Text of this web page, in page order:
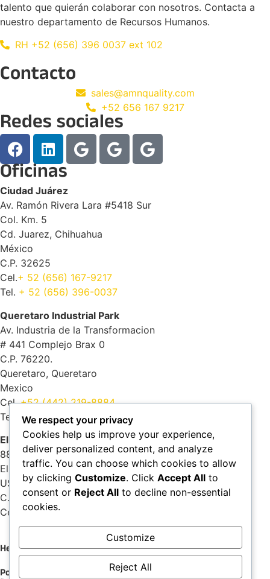
talento que quierán colaborar con nosotros. Contacta a
nuestro departamento de Recursos Humanos.
RH +52 (656) 396 0037 ext 102
Contacto
sales@amnquality.com
+52 656 167 9217
Redes sociales
Oficinas
Ciudad Juárez
Av. Ramón Rivera Lara #5418 Sur
Col. Km. 5
Cd. Juarez, Chihuahua
México
C.P. 32625
Cel.+ 52 (656) 167-9217
Tel. + 52 (656) 396-0037
Queretaro Industrial Park
Av. Industria de la Transformacion
# 441 Complejo Brax 0
C.P. 76220.
Queretaro, Queretaro
Mexico
Cel.+52 (442) 219-8884
Tel.
+52 (442) 161- 5806
El Paso
8805 Castner dr.
El Paso, Texas
USA
C.P. 79907
Cel.
+1 (915) 892-7097
Hecho con
por New Discovery Agency
Politica de Privacidad
We respect your privacy
Cookies help us improve your experience,
deliver personalized content, and analyze
traffic. You can choose which cookies to allow
by clicking Customize. Click Accept All to
consent or Reject All to decline non-essential
cookies.
Customize
Reject All